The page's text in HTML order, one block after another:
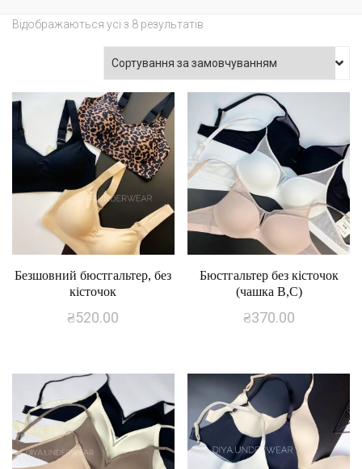
Відображаються усі з 8 результатів
Безшовний бюстгальтер, без
кісточок
₴520.00
має
кілька
варіантів.
Параметри
Бюстгальтер без кісточок
(чашка В,С)
₴370.00
має
кілька
варіантів.
Параметри